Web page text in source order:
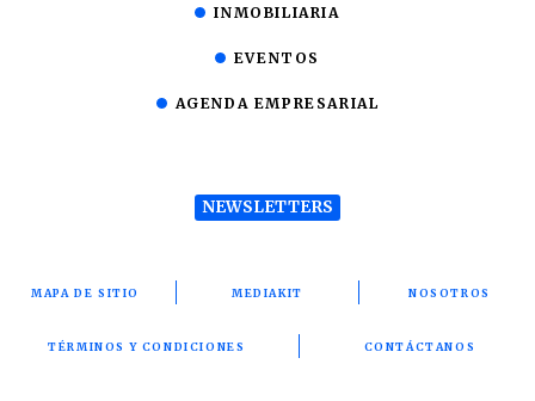
INMOBILIARIA
EVENTOS
AGENDA EMPRESARIAL
NEWSLETTERS
MAPA DE SITIO MEDIAKIT NOSOTROS
TÉRMINOS Y CONDICIONES CONTÁCTANOS